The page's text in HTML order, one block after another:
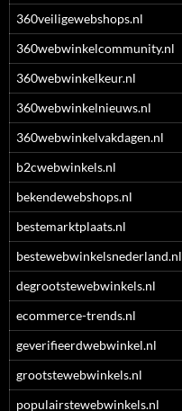
360veiligewebshops.nl
360webwinkelcommunity.nl
360webwinkelkeur.nl
360webwinkelnieuws.nl
360webwinkelvakdagen.nl
b2cwebwinkels.nl
bekendewebshops.nl
bestemarktplaats.nl
bestewebwinkelsnederland.nl
degrootstewebwinkels.nl
ecommerce-trends.nl
geverifieerdwebwinkel.nl
grootstewebwinkels.nl
populairstewebwinkels.nl